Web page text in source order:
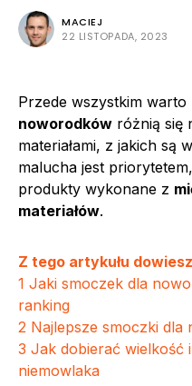
MACIEJ
22 LISTOPADA, 2023
Przede wszystkim
noworodków różnią się
materiałami, z jakich są
malucha jest
produkty wykonane z
materiałów.
Z tego artykułu
1 Jaki smoczek dla
ranking
2 Najlepsze smoczki
3 Jak dobierać wielkość
niemowlaka